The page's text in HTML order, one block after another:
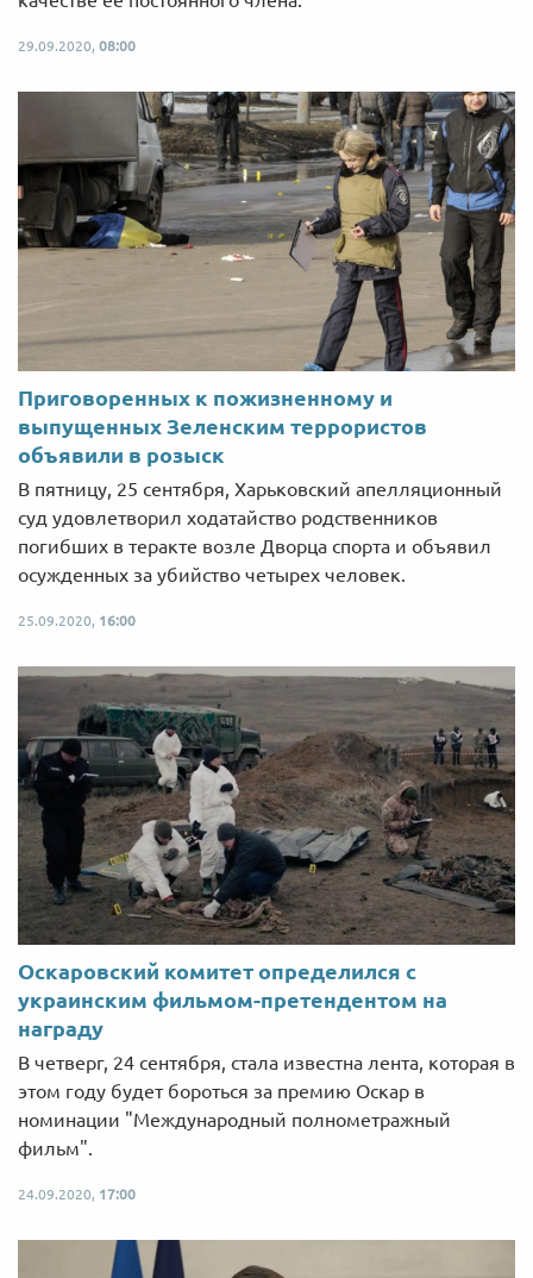
29.09.2020, 08:00
Приговоренных к пожизненному и
выпущенных Зеленским террористов
объявили в розыск
В пятницу, 25 сентября, Харьковский апелляционный
суд удовлетворил ходатайство родственников
погибших в теракте возле Дворца спорта и объявил
осужденных за убийство четырех человек.
25.09.2020, 16:00
Оскаровский комитет определился с
украинским фильмом-претендентом на
награду
В четверг, 24 сентября, стала известна лента, которая в
этом году будет бороться за премию Оскар в
номинации "Международный полнометражный
фильм".
24.09.2020, 17:00